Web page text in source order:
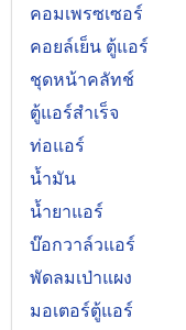
คอมเพรซเซอร์
คอยล์เย็น ตู้แอร์
ชุดหน้าคลัทช์
ตู้แอร์สำเร็จ
ท่อแอร์
น้ำมัน
น้ำยาแอร์
บ๊อกวาล์วแอร์
พัดลมเป่าแผง
มอเตอร์ตู้แอร์